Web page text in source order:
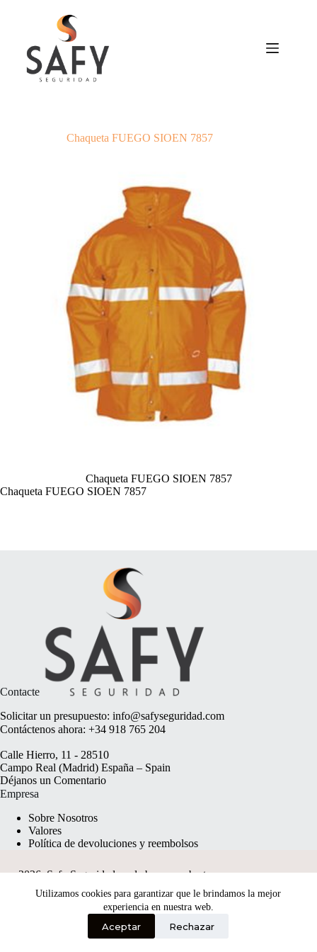
Utilizamos cookies para garantizar que le brindamos la mejor
experiencia en nuestra web.
Aceptar Rechazar
Chaqueta FUEGO SIOEN 7857
Chaqueta FUEGO SIOEN 7857
Chaqueta FUEGO SIOEN 7857
Contacte
Solicitar un presupuesto: info@safyseguridad.com
Contáctenos ahora: +34 918 765 204
Calle Hierro, 11 - 28510
Campo Real (Madrid) España – Spain
Déjanos un Comentario
Empresa
Sobre Nosotros
Valores
Política de devoluciones y reembolsos
2026, Safy Seguridad made byanyweb.pt